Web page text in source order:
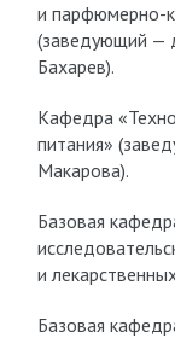
и парфюмерно-
(заведующий —
Бахарев).
Кафедра
питания»
Макарова).
Базовая
и
Базовая